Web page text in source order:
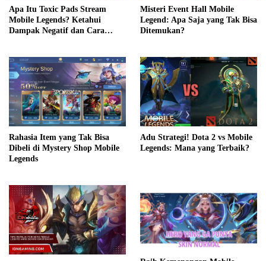
Apa Itu Toxic Pads Stream
Mobile Legends? Ketahui
Dampak Negatif dan Cara
Misteri Event Hall Mobile
Legend: Apa Saja yang Tak Bisa
Ditemukan?
Rahasia Item yang Tak Bisa
Dibeli di Mystery Shop Mobile
Legends
Adu Strategi! Dota 2 vs Mobile
Legends: Mana yang Terbaik?